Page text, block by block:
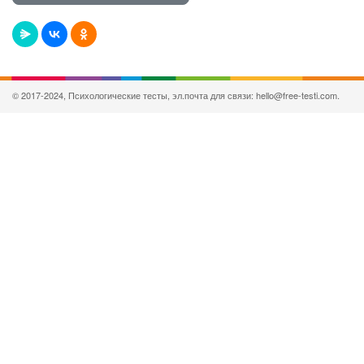
© 2017-2024, Психологические тесты, эл.почта для связи: hello@free-testi.com.